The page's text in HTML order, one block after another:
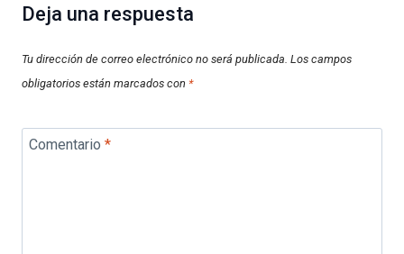
Deja una respuesta
Tu dirección de correo electrónico no será publicada. Los campos
obligatorios están marcados con *
Comentario *